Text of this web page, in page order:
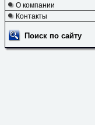
О компании
Контакты
Поиск по сайту